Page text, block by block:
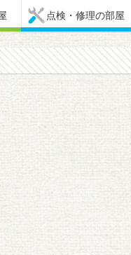
点検・修理の部屋